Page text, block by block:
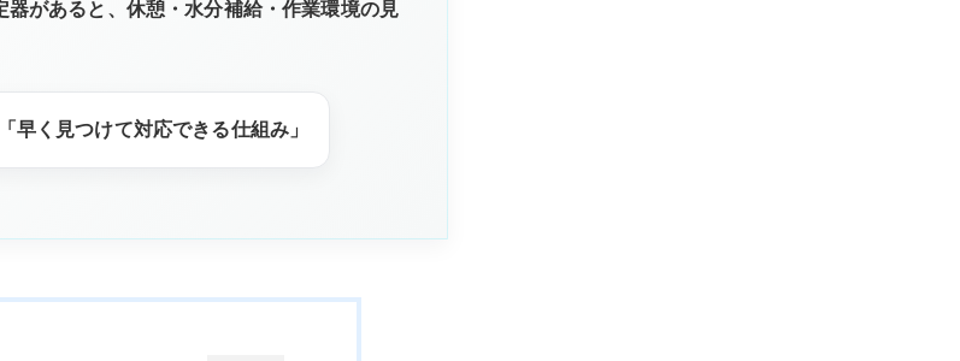
があると、休憩・水分補給・作業環境の見
く見つけて対応できる仕組み」